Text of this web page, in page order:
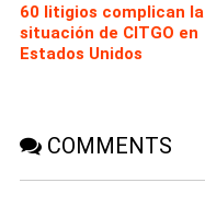
60 litigios complican la
situación de CITGO en
Estados Unidos
COMMENTS